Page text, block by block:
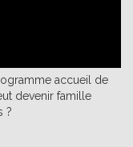
accueil de
devenir famille
?